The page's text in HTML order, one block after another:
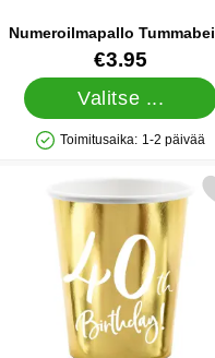
Numeroilmapallo
Tuote.nro 86763
€3.95
Valitse ...
Saatavuus: Varastossa
Toimitusaika: 1-2 päivää
Merkitse 40th